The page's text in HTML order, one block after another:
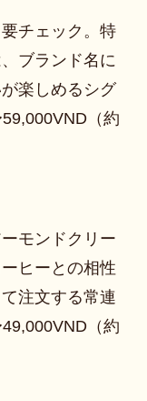
チェック。特
ブランド名に
楽しめるシグ
（約
モンドクリー
ヒーとの相性
注文する常連
（約